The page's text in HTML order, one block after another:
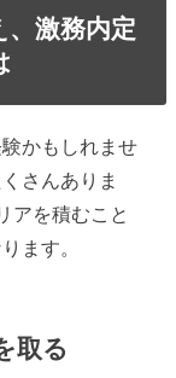
、激務内定
かもしれませ
さんありま
アを積むこと
ます。
取る